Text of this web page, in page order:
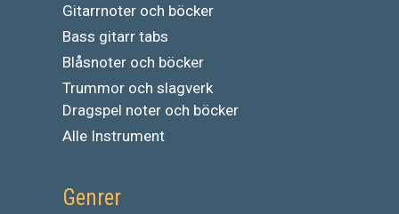
Gitarrnoter och böcker
Bass gitarr tabs
Blåsnoter och böcker
Trummor och slagverk
Dragspel noter och böcker
Alle Instrument
Genrer